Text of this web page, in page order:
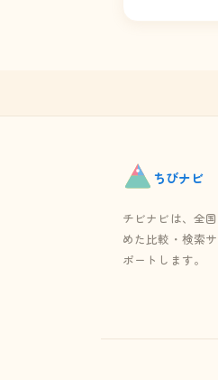
ちびナビ
チビナビは、全
めた比較・検索
ポートします。